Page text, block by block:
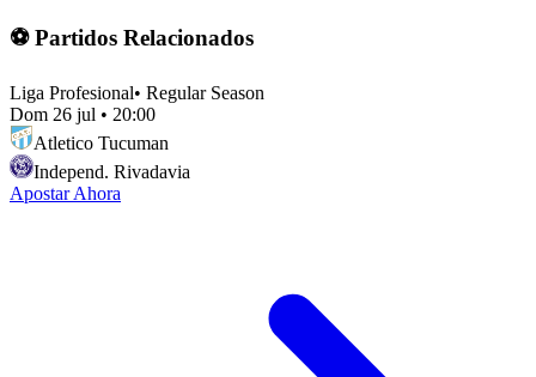
⚽ Partidos Relacionados
Liga Profesional• Regular Season
Dom 26 jul • 20:00
Atletico Tucuman
Independ. Rivadavia
Apostar Ahora